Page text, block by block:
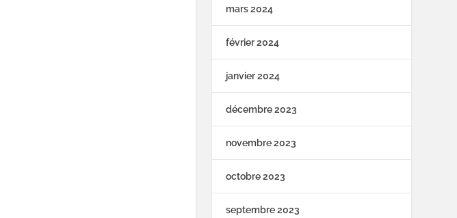
mars 2024
février 2024
janvier 2024
décembre 2023
novembre 2023
octobre 2023
septembre 2023